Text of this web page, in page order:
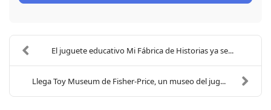
El juguete educativo Mi Fábrica de Historias ya se...
Llega Toy Museum de Fisher-Price, un museo del jug...